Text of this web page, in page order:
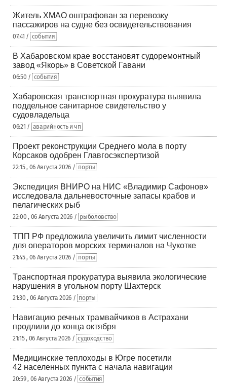
Житель ХМАО оштрафован за перевозку
пассажиров на судне без освидетельствования
07:41 / события
В Хабаровском крае восстановят судоремонтный
завод «Якорь» в Советской Гавани
06:50 / события
Хабаровская транспортная прокуратура выявила
поддельное санитарное свидетельство у
судовладельца
06:21 / аварийность и чп
Проект реконструкции Среднего мола в порту
Корсаков одобрен Главгосэкспертизой
22:15 , 06 Августа 2026 / порты
Экспедиция ВНИРО на НИС «Владимир Сафонов»
исследовала дальневосточные запасы крабов и
пелагических рыб
22:00 , 06 Августа 2026 / рыболовство
ТПП РФ предложила увеличить лимит численности
для операторов морских терминалов на Чукотке
21:45 , 06 Августа 2026 / порты
Транспортная прокуратура выявила экологические
нарушения в угольном порту Шахтерск
21:30 , 06 Августа 2026 / порты
Навигацию речных трамвайчиков в Астрахани
продлили до конца октября
21:15 , 06 Августа 2026 / судоходство
Медицинские теплоходы в Югре посетили
42 населенных пункта с начала навигации
20:59 , 06 Августа 2026 / события